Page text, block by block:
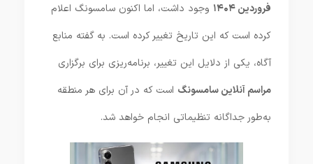
فروردین ۱۴۰۴
وجود داشت، اما اکنون سامسونگ اعلام
کرده است که این تاریخ تغییر کرده است. به گفته منابع
آگاه، یکی از دلایل این تغییر، برنامه‌ریزی برای برگزاری
مراسم آنلاین سامسونگ است که در آن برای هر منطقه
به‌طور جداگانه تنظیماتی انجام خواهد شد.